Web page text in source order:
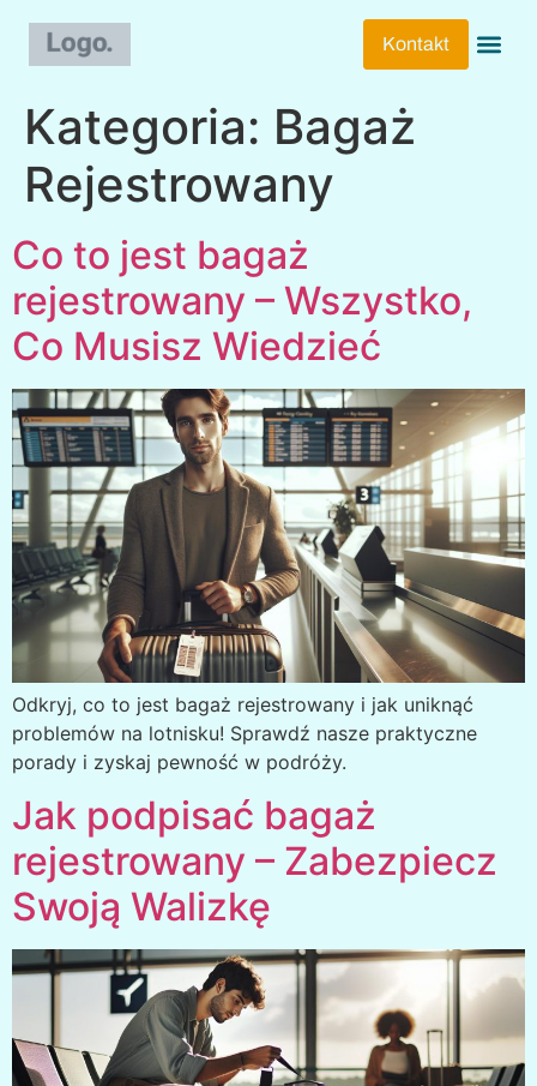
Kontakt
Kategoria: Bagaż
Rejestrowany
Co to jest bagaż
rejestrowany – Wszystko,
Co Musisz Wiedzieć
Odkryj, co to jest bagaż rejestrowany i jak uniknąć
problemów na lotnisku! Sprawdź nasze praktyczne
porady i zyskaj pewność w podróży.
Jak podpisać bagaż
rejestrowany – Zabezpiecz
Swoją Walizkę